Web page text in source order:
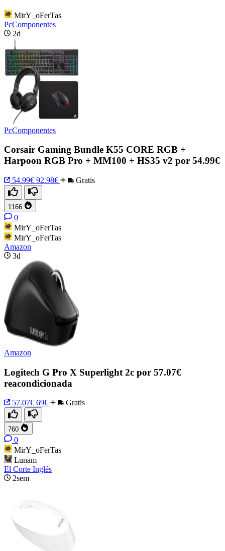
MirY_oFerTas
PcComponentes
2d
PcComponentes
Corsair Gaming Bundle K55 CORE RGB +
Harpoon RGB Pro + MM100 + HS35 v2 por 54.99€
54.99€ 92.98€ Gratis
1166
0
MirY_oFerTas
MirY_oFerTas
Amazon
3d
Amazon
Logitech G Pro X Superlight 2c por 57.07€
reacondicionada
57.07€ 69€ Gratis
760
0
MirY_oFerTas
Lunam
El Corte Inglés
2sem